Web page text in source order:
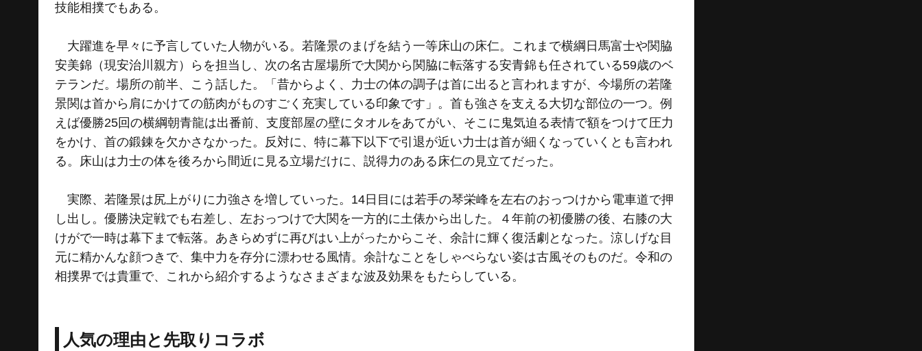
技能相撲でもある。
大躍進を早々に予言していた人物がいる。若隆景のまげを結う一等床山の床仁。これまで横綱日馬富士や関脇
安美錦（現安治川親方）らを担当し、次の名古屋場所で大関から関脇に転落する安青錦も任されている59歳のベ
テランだ。場所の前半、こう話した。「昔からよく、力士の体の調子は首に出ると言われますが、今場所の若隆
景関は首から肩にかけての筋肉がものすごく充実している印象です」。首も強さを支える大切な部位の一つ。例
えば優勝25回の横綱朝青龍は出番前、支度部屋の壁にタオルをあてがい、そこに鬼気迫る表情で額をつけて圧力
をかけ、首の鍛錬を欠かさなかった。反対に、特に幕下以下で引退が近い力士は首が細くなっていくとも言われ
る。床山は力士の体を後ろから間近に見る立場だけに、説得力のある床仁の見立てだった。
実際、若隆景は尻上がりに力強さを増していった。14日目には若手の琴栄峰を左右のおっつけから電車道で押
し出し。優勝決定戦でも右差し、左おっつけで大関を一方的に土俵から出した。４年前の初優勝の後、右膝の大
けがで一時は幕下まで転落。あきらめずに再びはい上がったからこそ、余計に輝く復活劇となった。涼しげな目
元に精かんな顔つきで、集中力を存分に漂わせる風情。余計なことをしゃべらない姿は古風そのものだ。令和の
相撲界では貴重で、これから紹介するようなさまざまな波及効果をもたらしている。
人気の理由と先取りコラボ